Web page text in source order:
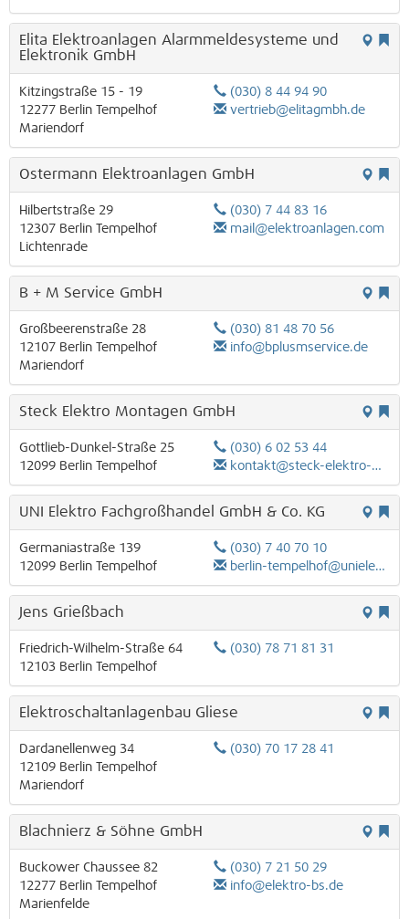
Elita Elektroanlagen Alarmmeldesysteme und
Elektronik GmbH
Kitzingstraße 15 - 19
12277 Berlin Tempelhof
Mariendorf
(030) 8 44 94 90
vertrieb@elitagmbh.de
Ostermann Elektroanlagen GmbH
Hilbertstraße 29
12307 Berlin Tempelhof
Lichtenrade
(030) 7 44 83 16
mail@elektroanlagen.com
B + M Service GmbH
Großbeerenstraße 28
12107 Berlin Tempelhof
Mariendorf
(030) 81 48 70 56
info@bplusmservice.de
Steck Elektro Montagen GmbH
Gottlieb-Dunkel-Straße 25
12099 Berlin Tempelhof
(030) 6 02 53 44
kontakt@steck-elektro-montagen.de
UNI Elektro Fachgroßhandel GmbH & Co. KG
Germaniastraße 139
12099 Berlin Tempelhof
(030) 7 40 70 10
berlin-tempelhof@unielektro.de
Jens Grießbach
Friedrich-Wilhelm-Straße 64
12103 Berlin Tempelhof
(030) 78 71 81 31
Elektroschaltanlagenbau Gliese
Dardanellenweg 34
12109 Berlin Tempelhof
Mariendorf
(030) 70 17 28 41
Blachnierz & Söhne GmbH
Buckower Chaussee 82
12277 Berlin Tempelhof
Marienfelde
(030) 7 21 50 29
info@elektro-bs.de